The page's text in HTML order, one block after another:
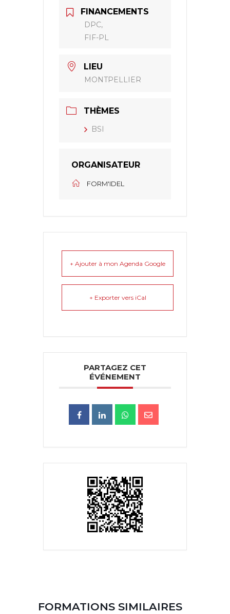
FINANCEMENTS
DPC,
FIF-PL
LIEU
MONTPELLIER
THÈMES
BSI
ORGANISATEUR
FORM'IDEL
+ Ajouter à mon Agenda Google
+ Exporter vers iCal
PARTAGEZ CET
ÉVÉNEMENT
FORMATIONS SIMILAIRES